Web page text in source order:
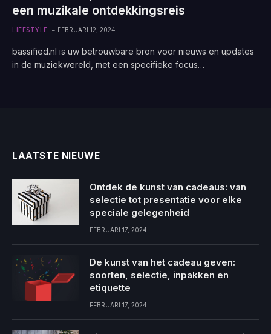
een muzikale ontdekkingsreis
LIFESTYLE FEBRUARI 12, 2024
bassified.nl is uw betrouwbare bron voor nieuws en updates
in de muziekwereld, met een specifieke focus…
LAATSTE NIEUWE
Ontdek de kunst van cadeaus: van
selectie tot presentatie voor elke
speciale gelegenheid
FEBRUARI 17, 2024
De kunst van het cadeau geven:
soorten, selectie, inpakken en
etiquette
FEBRUARI 17, 2024